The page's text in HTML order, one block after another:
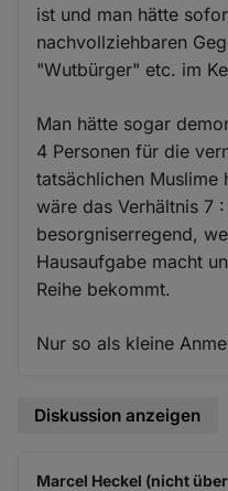
ist und man hätte
nachvollziehbaren
"Wutbürger" etc. im
Man hätte sogar
4 Personen für die
tatsächlichen Muslime
wäre das Verhältnis 7
besorgniserregend,
Hausaufgabe macht
Reihe bekommt.
Nur so als kleine
Diskussion anzeigen
Marcel Heckel (nicht